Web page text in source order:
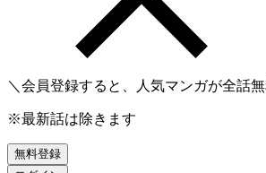
＼会員登録すると、人気マンガが全話
※最新話は除きます
無料登録